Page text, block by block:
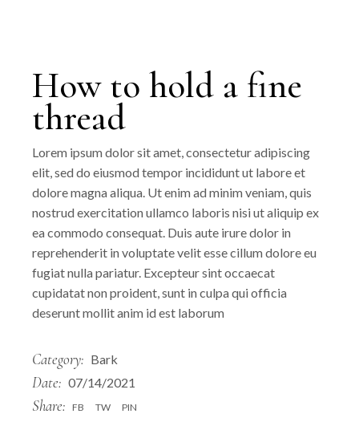
How to hold a fine
thread
Lorem ipsum dolor sit amet, consectetur adipiscing
elit, sed do eiusmod tempor incididunt ut labore et
dolore magna aliqua. Ut enim ad minim veniam, quis
nostrud exercitation ullamco laboris nisi ut aliquip ex
ea commodo consequat. Duis aute irure dolor in
reprehenderit in voluptate velit esse cillum dolore eu
fugiat nulla pariatur. Excepteur sint occaecat
cupidatat non proident, sunt in culpa qui officia
deserunt mollit anim id est laborum
Category: Bark
Date: 07/14/2021
Share: FB TW PIN